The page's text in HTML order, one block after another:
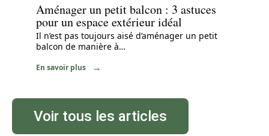
Aménager un petit balcon : 3 astuces
pour un espace extérieur idéal
Il n’est pas toujours aisé d’aménager un petit
balcon de manière à…
En savoir plus
Voir tous les articles